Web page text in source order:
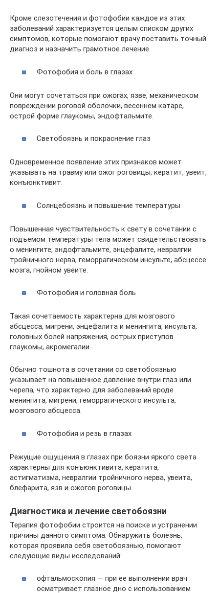
Кроме слезотечения и фотофобии каждое из этих
заболеваний характеризуется целым списком других
симптомов, которые помогают врачу поставить точный
диагноз и назначить грамотное лечение.
Фотофобия и боль в глазах
Они могут сочетаться при ожогах, язве, механическом
повреждении роговой оболочки, весеннем катаре,
острой форме глаукомы, эндофтальмите.
Светобоязнь и покраснение глаз
Одновременное появление этих признаков может
указывать на травму или ожог роговицы, кератит, увеит,
конъюнктивит.
Солнцебоязнь и повышение температуры
Повышенная чувствительность к свету в сочетании с
подъемом температуры тела может свидетельствовать
о менингите, эндофтальмите, энцефалите, невралгии
тройничного нерва, геморрагическом инсульте, абсцессе
мозга, гнойном увеите.
Фотофобия и головная боль
Такая сочетаемость характерна для мозгового
абсцесса, мигрени, энцефалита и менингита, инсульта,
головных болей напряжения, острых приступов
глаукомы, акромегалии.
Обычно тошнота в сочетании со светобоязнью
указывает на повышенное давление внутри глаз или
черепа, что характерно для заболеваний вроде
менингита, мигрени, геморрагического инсульта,
мозгового абсцесса.
Фотофобия и резь в глазах
Режущие ощущения в глазах при боязни яркого света
характерны для конъюнктивита, кератита,
астигматизма, невралгии тройничного нерва, увеита,
блефарита, язв и ожогов роговицы.
Диагностика и лечение светобоязни
Терапия фотофобии строится на поиске и устранении
причины данного симптома. Обнаружить болезнь,
которая проявила себя светобоязнью, помогают
следующие виды исследований:
офтальмоскопия — при ее выполнении врач
осматривает глазное дно с использованием